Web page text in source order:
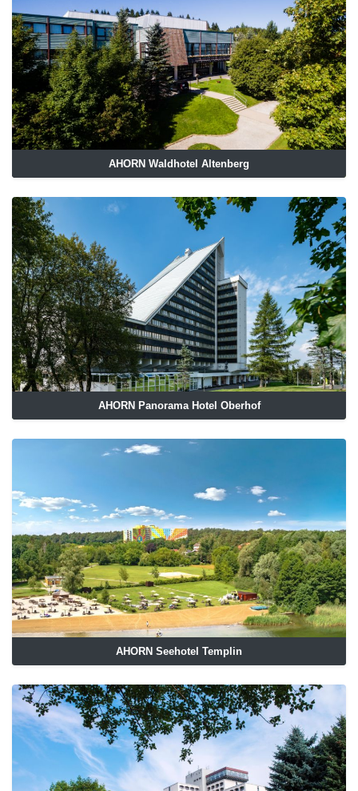
AHORN Waldhotel Altenberg
AHORN Panorama Hotel Oberhof
AHORN Seehotel Templin